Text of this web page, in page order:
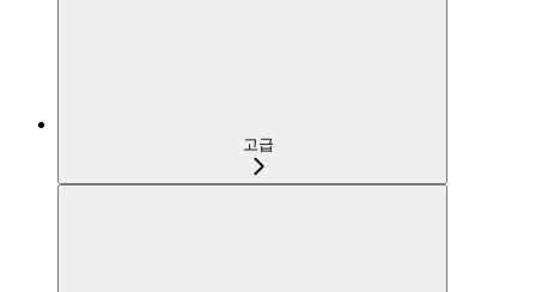
고급